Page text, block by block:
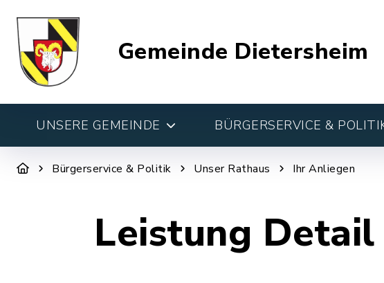
Gemeinde Dietersheim
UNSERE GEMEINDE BÜRGERSERVICE &
Bürgerservice & Politik Unser Rathaus Ihr Anliegen
Leistung Detail